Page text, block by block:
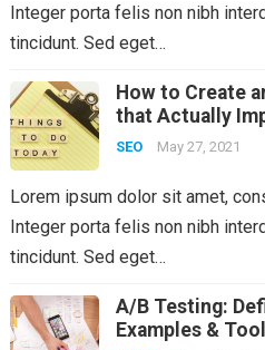
Integer porta felis non nibh
tincidunt. Sed eget…
How to Create
that Actually
SEO May 27, 2021
Lorem ipsum dolor sit amet,
Integer porta felis non nibh
tincidunt. Sed eget…
A/B Testing:
Examples &